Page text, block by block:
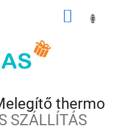
KOSÁR
thermo
SZÁLLÍTÁS